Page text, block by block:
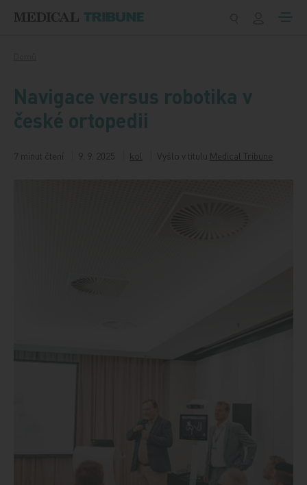
Navigace versus robotika v
české ortopedii
7 minut čtení 9. 9. 2025 kol Vyšlo v titulu Medical Tribune